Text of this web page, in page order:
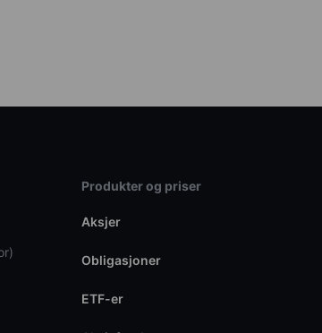
Produkter og priser
Aksjer
Obligasjoner
ETF-er